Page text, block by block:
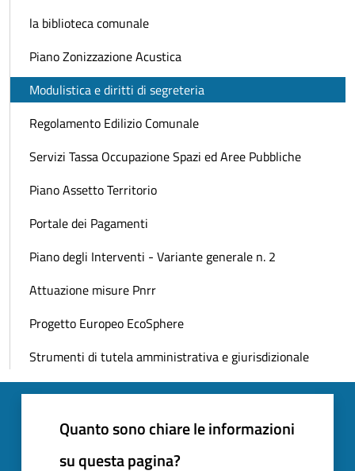
la biblioteca comunale
Piano Zonizzazione Acustica
Modulistica e diritti di segreteria
Regolamento Edilizio Comunale
Servizi Tassa Occupazione Spazi ed Aree Pubbliche
Piano Assetto Territorio
Portale dei Pagamenti
Piano degli Interventi - Variante generale n. 2
Attuazione misure Pnrr
Progetto Europeo EcoSphere
Strumenti di tutela amministrativa e giurisdizionale
Quanto sono chiare le informazioni
su questa pagina?